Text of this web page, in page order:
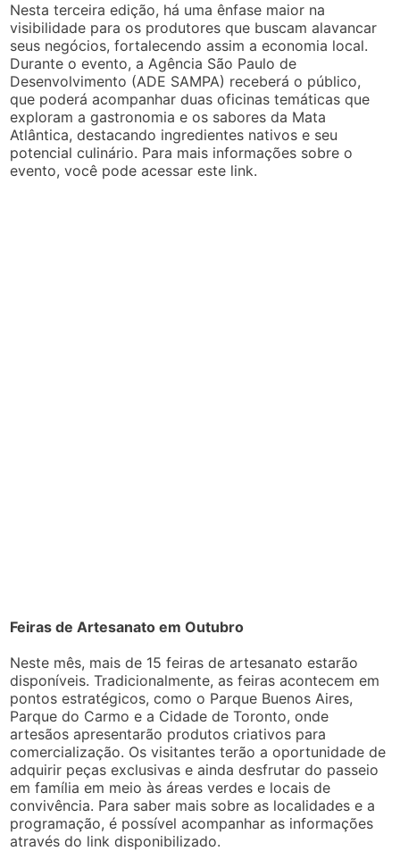
Nesta terceira edição, há uma ênfase maior na
visibilidade para os produtores que buscam alavancar
seus negócios, fortalecendo assim a economia local.
Durante o evento, a Agência São Paulo de
Desenvolvimento (ADE SAMPA) receberá o público,
que poderá acompanhar duas oficinas temáticas que
exploram a gastronomia e os sabores da Mata
Atlântica, destacando ingredientes nativos e seu
potencial culinário. Para mais informações sobre o
evento, você pode acessar este link.
Feiras de Artesanato em Outubro
Neste mês, mais de 15 feiras de artesanato estarão
disponíveis. Tradicionalmente, as feiras acontecem em
pontos estratégicos, como o Parque Buenos Aires,
Parque do Carmo e a Cidade de Toronto, onde
artesãos apresentarão produtos criativos para
comercialização. Os visitantes terão a oportunidade de
adquirir peças exclusivas e ainda desfrutar do passeio
em família em meio às áreas verdes e locais de
convivência. Para saber mais sobre as localidades e a
programação, é possível acompanhar as informações
através do link disponibilizado.